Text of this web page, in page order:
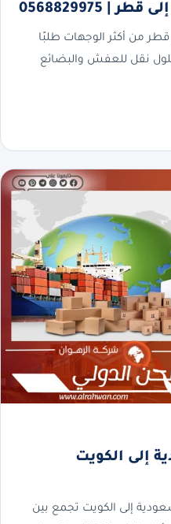
من أكثر الوجهات طلبًا
نقل للعفش والبضائع
إلى الكويت
إلى الكويت تجمع بين